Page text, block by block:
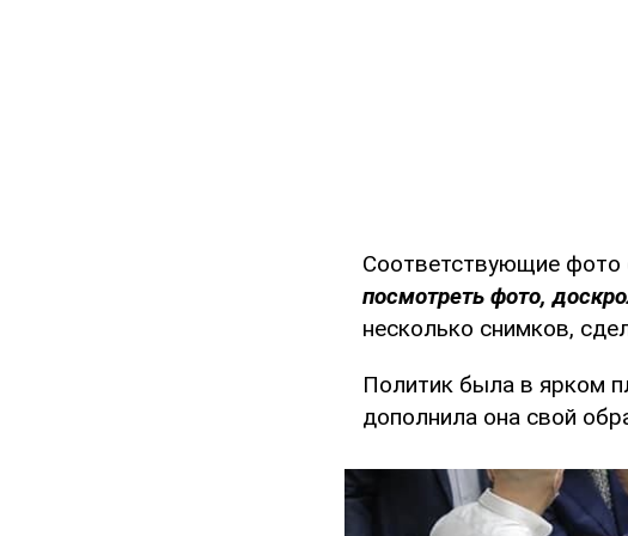
Соответствующие
посмотреть фото,
несколько снимков,
Политик была в ярком
дополнила она свой